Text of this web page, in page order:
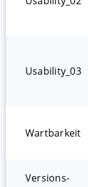
Usability_03
Wartbarkeit
Versions­